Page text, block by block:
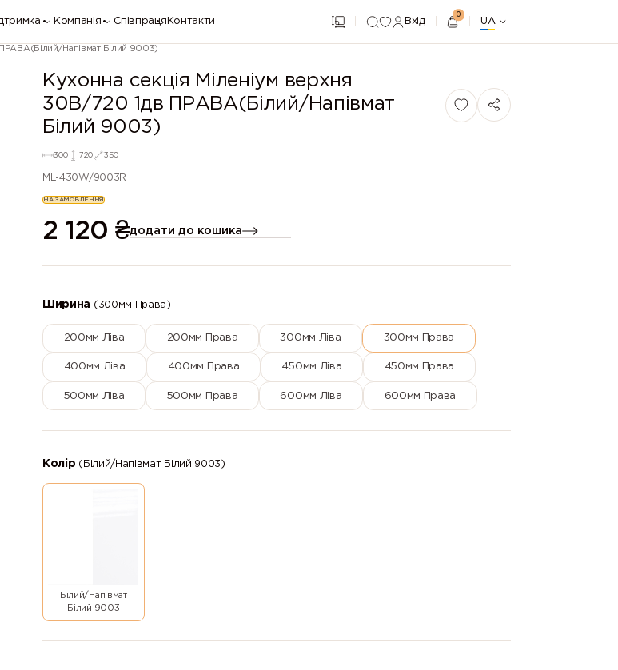
Компанія Співпраця Контакти Вхід
0
UA
Напівмат Білий 9003)
Кухонна секція Міленіум верхня
30В/720 1дв ПРАВА(Білий/Напівмат
Білий 9003)
300 720 350
ML-430W/9003R
НА ЗАМОВЛЕННЯ
2 120 ₴додати до кошика
Ширина (300мм Права)
200мм Ліва 200мм Права 300мм Ліва 300мм Права
400мм Ліва 400мм Права 450мм Ліва 450мм Права
500мм Ліва 500мм Права 600мм Ліва 600мм Права
Колір (Білий/Напівмат Білий 9003)
Білий/Напівмат
Білий 9003